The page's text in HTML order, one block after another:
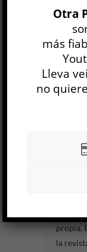
más
Manuel
propia,
la
Otra
más
Lleva
no